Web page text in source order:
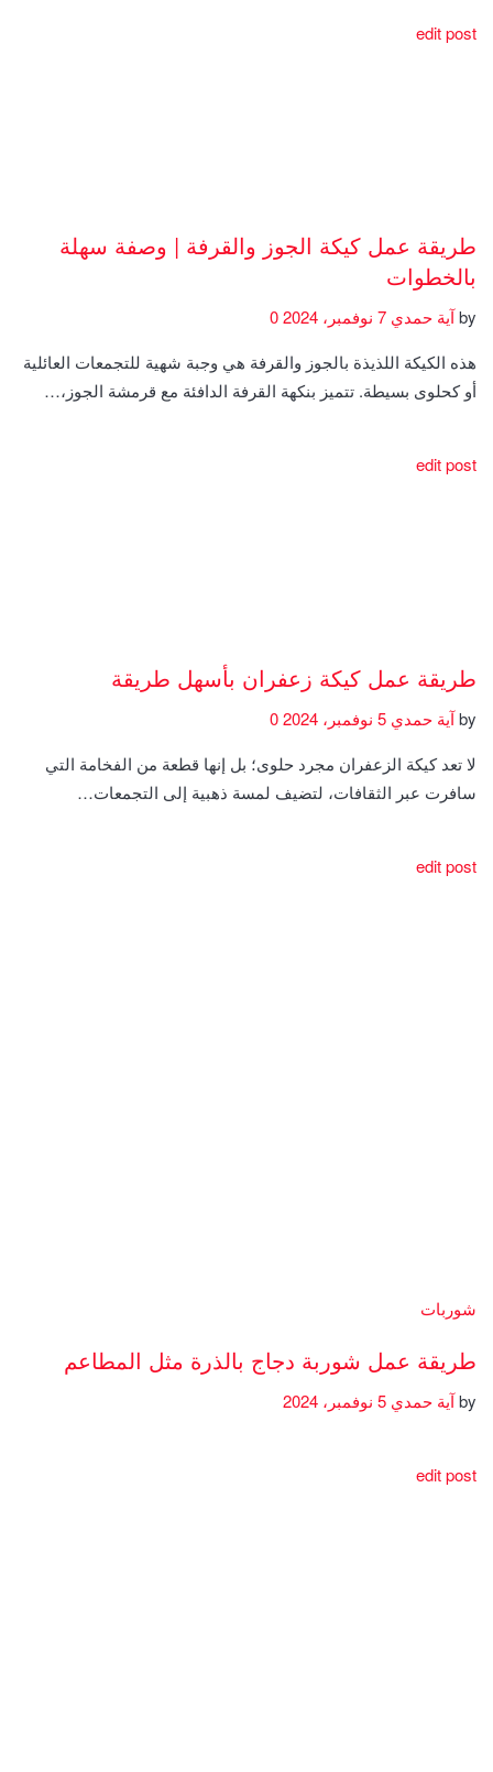
edit post
طريقة عمل كيكة الجوز والقرفة | وصفة سهلة
بالخطوات
byآية حمدي
هذه الكيكة اللذيذة بالجوز والقرفة هي وجبة شهية للتجمعات العائلية
أو كحلوى بسيطة. تتميز بنكهة القرفة الدافئة مع قرمشة الجوز،…
edit post
طريقة عمل كيكة زعفران بأسهل طريقة
byآية حمدي
لا تعد كيكة الزعفران مجرد حلوى؛ بل إنها قطعة من الفخامة التي
سافرت عبر الثقافات، لتضيف لمسة ذهبية إلى التجمعات…
edit post
شوربات
طريقة عمل شوربة دجاج بالذرة مثل المطاعم
byآية حمدي
edit post